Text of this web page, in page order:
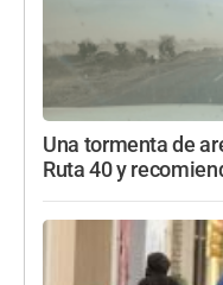
Una tormenta de
Ruta 40 y